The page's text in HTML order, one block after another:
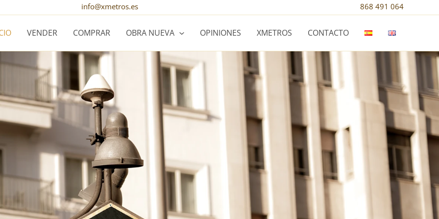
info@xmetros.es 868 491 064
VENDER COMPRAR OBRA NUEVA OPINIONES XMETROS CONTACTO